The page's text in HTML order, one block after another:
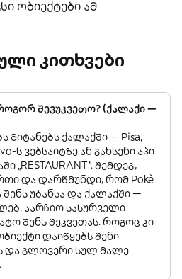
ობიექტები ამ
კითხვები
შევუკვეთო? (ქალაქი —
მიტანებს ქალაქში — Pisa,
ს ვებსაიტზე ან გახსენი აპი
„RESTAURANT”. შემდეგ,
და დარწმუნდი, რომ Pokè
უბანსა და ქალაქში —
აარჩიო სასურველი
შენს შეკვეთას. როგოც კი
დაიწყებს შენი
და გლოვერი სულ მალე